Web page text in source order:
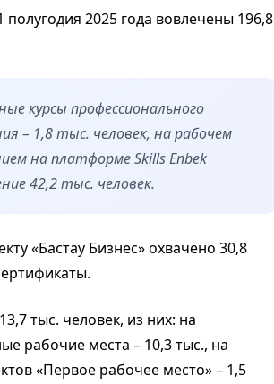
2025 года вовлечены 196,8
курсы профессионального
– 1,8 тыс. человек, на рабочем
на платформе Skills Enbek
42,2 тыс. человек.
«Бастау Бизнес» охвачено 30,8
тыс. человек, из них: на
рабочие места – 10,3 тыс., на
«Первое рабочее место» – 1,5